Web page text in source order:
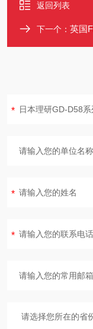
返回列表
下一个： 英国